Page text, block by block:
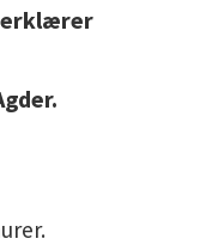
erklærer